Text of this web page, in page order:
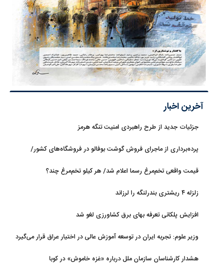
آخرین اخبار
جزئیات جدید از طرح راهبردی امنیت تنگه هرمز
پرده‌برداری از ماجرای فروش گوشت بوفالو در فروشگاه‌های کشور/
قیمت واقعی تخم‌مرغ رسما اعلام شد/ هر کیلو تخم‌مرغ چند؟
زلزله ۴ ریشتری بندرلنگه را لرزاند
افزایش پلکانی تعرفه بهای برق کشاورزی لغو شد
وزیر علوم: تجربه ایران در توسعه آموزش عالی در اختیار عراق قرار می‌گیرد
هشدار کارشناسان سازمان ملل درباره «غزه‌ خاموش» در کوبا